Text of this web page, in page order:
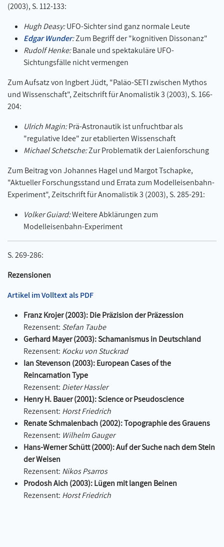
(2003), S. 112-133:
Hugh Deasy:UFO-Sichter sind ganz normale Leute
Edgar Wunder:Zum Begriff der "kognitiven Dissonanz"
Rudolf Henke:Banale und spektakuläre UFO-
Sichtungsfälle nicht vermengen
Zum Aufsatz von Ingbert Jüdt, "Paläo-SETI zwischen Mythos
und Wissenschaft", Zeitschrift für Anomalistik 3 (2003), S. 166-
204:
Ulrich Magin:Prä-Astronautik ist unfruchtbar als
"regulative Idee" zur etablierten Wissenschaft
Michael Schetsche:Zur Problematik der Laienforschung
Zum Beitrag von Johannes Hagel und Margot Tschapke,
"Aktueller Forschungsstand und Errata zum Modelleisenbahn-
Experiment", Zeitschrift für Anomalistik 3 (2003), S. 285-291:
Volker Guiard:Weitere Abklärungen zum
Modelleisenbahn-Experiment
S. 269-286:
Rezensionen
Artikel im Volltext als PDF
Franz Krojer (2003): Die Präzision der Präzession
Rezensent: Stefan Taube
Gerhard Mayer (2003): Schamanismus in Deutschland
Rezensent: Kocku von Stuckrad
Ian Stevenson (2003): European Cases of the
Reincarnation Type
Rezensent: Dieter Hassler
Henry H. Bauer (2001): Science or Pseudoscience
Rezensent: Horst Friedrich
Renate Schmalenbach (2002): Topographie des Grauens
Rezensent: Wilhelm Gauger
Hans-Werner Schütt (2000): Auf der Suche nach dem Stein
der Weisen
Rezensent: Nikos Psarros
Prodosh Aich (2003): Lügen mit langen Beinen
Rezensent: Horst Friedrich